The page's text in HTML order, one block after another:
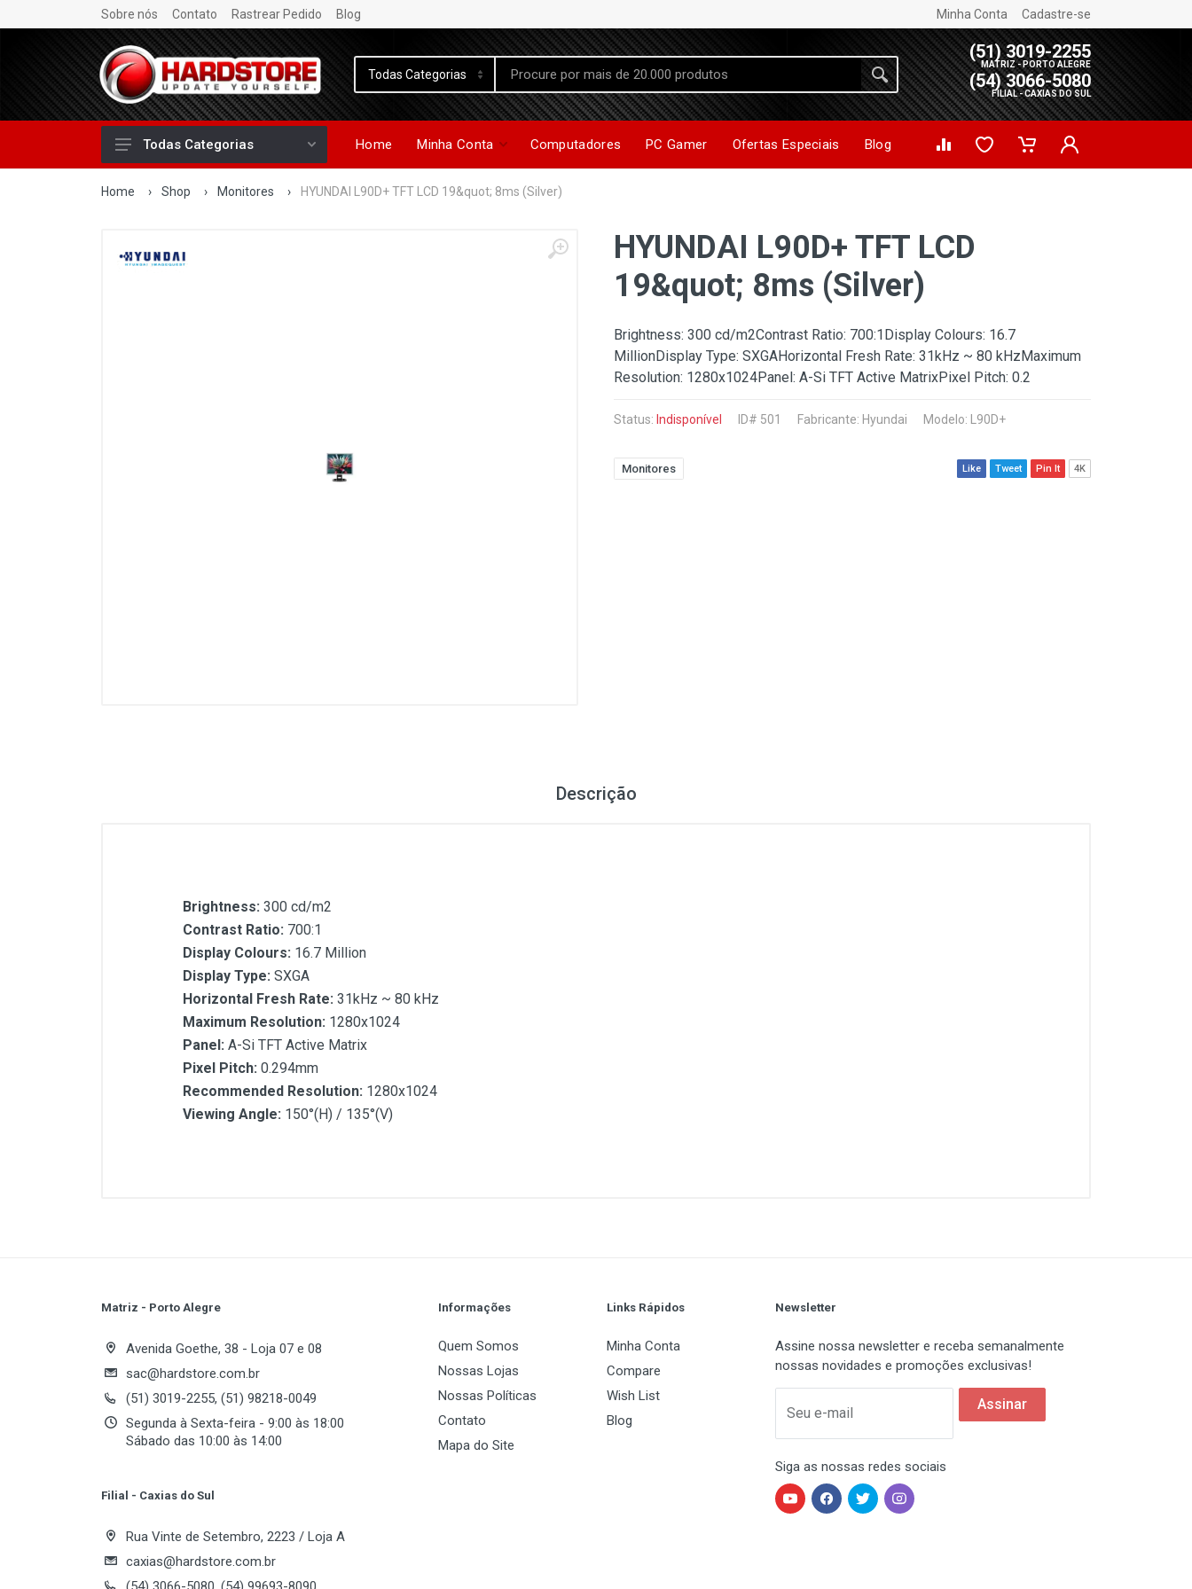
Sobre nós Contato Rastrear Pedido Blog Minha Conta Cadastre-se
(51) 3019-2255
MATRIZ - PORTO ALEGRE
(54) 3066-5080
FILIAL - CAXIAS DO SUL
Todas Categorias Home Minha Conta Computadores PC Gamer Ofertas Especiais Blog
Home › Shop › Monitores › HYUNDAI L90D+ TFT LCD 19&quot; 8ms (Silver)
HYUNDAI L90D+ TFT LCD
19&quot; 8ms (Silver)
Brightness: 300 cd/m2Contrast Ratio: 700:1Display Colours: 16.7
MillionDisplay Type: SXGAHorizontal Fresh Rate: 31kHz ~ 80 kHzMaximum
Resolution: 1280x1024Panel: A-Si TFT Active MatrixPixel Pitch: 0.2
Status: Indisponível ID# 501 Fabricante: Hyundai Modelo: L90D+
Monitores Like Tweet Pin It 4K
Descrição
Brightness: 300 cd/m2
Contrast Ratio: 700:1
Display Colours: 16.7 Million
Display Type: SXGA
Horizontal Fresh Rate: 31kHz ~ 80 kHz
Maximum Resolution: 1280x1024
Panel: A-Si TFT Active Matrix
Pixel Pitch: 0.294mm
Recommended Resolution: 1280x1024
Viewing Angle: 150°(H) / 135°(V)
Pixel Pitch:
Viewing Angle:
Review Stars Email Address
Matriz - Porto Alegre
Avenida Goethe, 38 - Loja 07 e 08
sac@hardstore.com.br
(51) 3019-2255, (51) 98218-0049
Segunda à Sexta-feira - 9:00 às 18:00
Sábado das 10:00 às 14:00
Filial - Caxias do Sul
Rua Vinte de Setembro, 2223 / Loja A
caxias@hardstore.com.br
Informações
Quem Somos
Nossas Lojas
Nossas Políticas
Contato
Mapa do Site
Links Rápidos
Minha Conta
Compare
Wish List
Blog
Newsletter
Assine nossa newsletter e receba semanalmente
nossas novidades e promoções exclusivas!
Seu e-mail
Assinar
Siga as nossas redes sociais